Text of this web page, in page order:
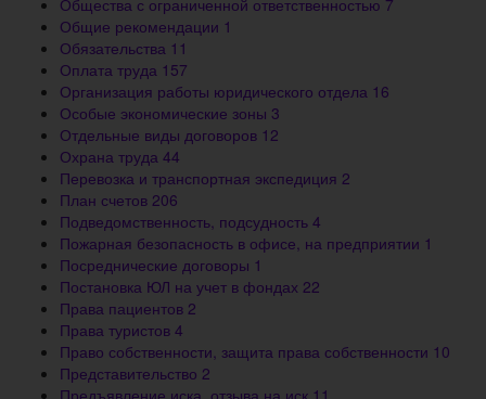
Общие рекомендации 1
Обязательства 11
Оплата труда 157
Организация работы юридического отдела 16
Особые экономические зоны 3
Отдельные виды договоров 12
Охрана труда 44
Перевозка и транспортная экспедиция 2
План счетов 206
Подведомственность, подсудность 4
Пожарная безопасность в офисе, на предприятии 1
Посреднические договоры 1
Постановка ЮЛ на учет в фондах 22
Права пациентов 2
Права туристов 4
Право собственности, защита права собственности 10
Представительство 2
Предъявление иска, отзыва на иск 11